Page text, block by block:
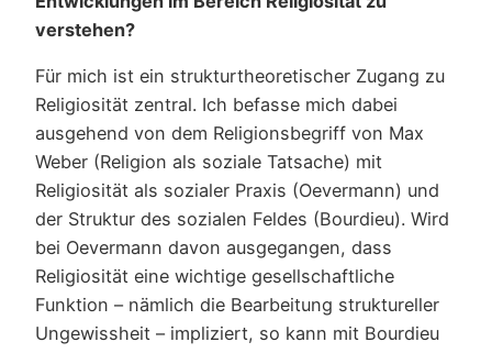
verstehen?
Für mich ist ein strukturtheoretischer Zugang zu
Religiosität zentral. Ich befasse mich dabei
ausgehend von dem Religionsbegriff von Max
Weber (Religion als soziale Tatsache) mit
Religiosität als sozialer Praxis (Oevermann) und
der Struktur des sozialen Feldes (Bourdieu). Wird
bei Oevermann davon ausgegangen, dass
Religiosität eine wichtige gesellschaftliche
Funktion – nämlich die Bearbeitung struktureller
Ungewissheit – impliziert, so kann mit Bourdieu